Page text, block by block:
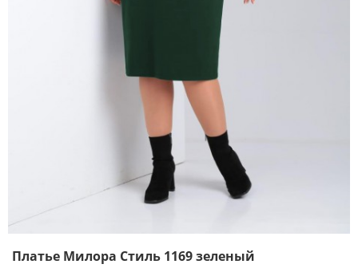
Платье Милора Стиль 1169 зеленый